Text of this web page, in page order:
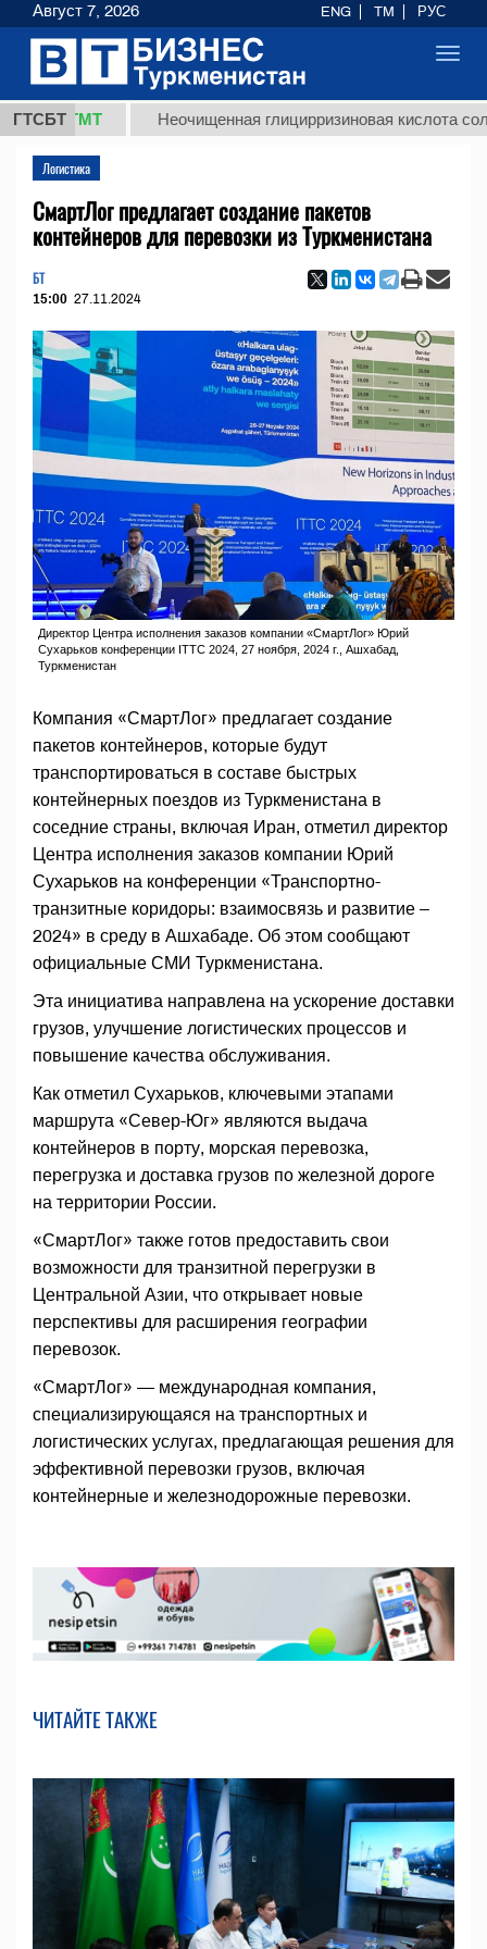
ГТСБТ
ТМТ Неочищенная глицирризиновая кислота
Логистика
СмартЛог предлагает создание пакетов
контейнеров для перевозки из Туркменистана
БТ
15:00 27.11.2024
Директор Центра исполнения заказов компании «СмартЛог» Юрий
Сухарьков конференции ITTC 2024, 27 ноября, 2024 г., Ашхабад,
Туркменистан
Компания «СмартЛог» предлагает создание
пакетов контейнеров, которые будут
транспортироваться в составе быстрых
контейнерных поездов из Туркменистана в
соседние страны, включая Иран, отметил директор
Центра исполнения заказов компании Юрий
Сухарьков на конференции «Транспортно-
транзитные коридоры: взаимосвязь и развитие –
2024» в среду в Ашхабаде. Об этом сообщают
официальные СМИ Туркменистана.
Эта инициатива направлена на ускорение доставки
грузов, улучшение логистических процессов и
повышение качества обслуживания.
Как отметил Сухарьков, ключевыми этапами
маршрута «Север-Юг» являются выдача
контейнеров в порту, морская перевозка,
перегрузка и доставка грузов по железной дороге
на территории России.
«СмартЛог» также готов предоставить свои
возможности для транзитной перегрузки в
Центральной Азии, что открывает новые
перспективы для расширения географии
перевозок.
«СмартЛог» — международная компания,
специализирующаяся на транспортных и
логистических услугах, предлагающая решения для
эффективной перевозки грузов, включая
контейнерные и железнодорожные перевозки.
ЧИТАЙТЕ ТАКЖЕ
Август 7, 2026 ENG TM РУС